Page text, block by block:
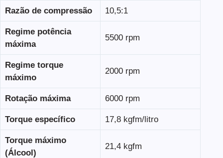
Razão de compressão 10,5:1
Regime potência
máxima
5500 rpm
Regime torque
máximo
2000 rpm
Rotação máxima 6000 rpm
Torque específico 17,8 kgfm/litro
Torque máximo
(Álcool)
21,4 kgfm